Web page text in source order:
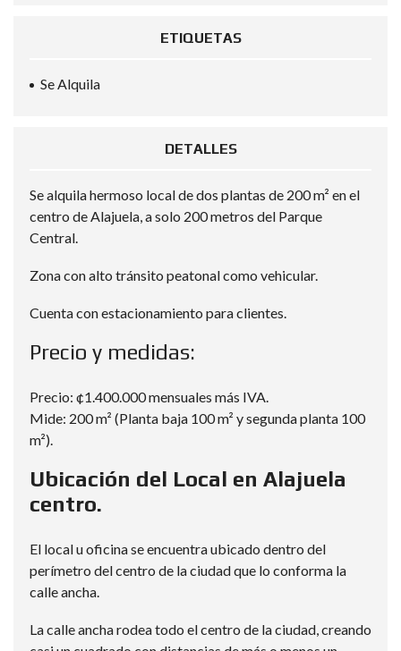
ETIQUETAS
Se Alquila
DETALLES
Se alquila hermoso localde dos plantas de 200 m² en el
centro de Alajuela, a solo 200 metros del Parque
Central.
Zona con alto tránsito peatonal como vehicular.
Cuenta con estacionamiento para clientes.
Precio y medidas:
Precio: ¢1.400.000 mensuales más IVA.
Mide: 200 m² (Planta baja 100 m² y segunda planta 100
m²).
Ubicación del Local en Alajuela
centro.
El local u oficina se encuentra ubicado dentro del
perímetro del centro de la ciudad que lo conforma la
calle ancha.
La calle ancha rodea todo el centro de la ciudad, creando